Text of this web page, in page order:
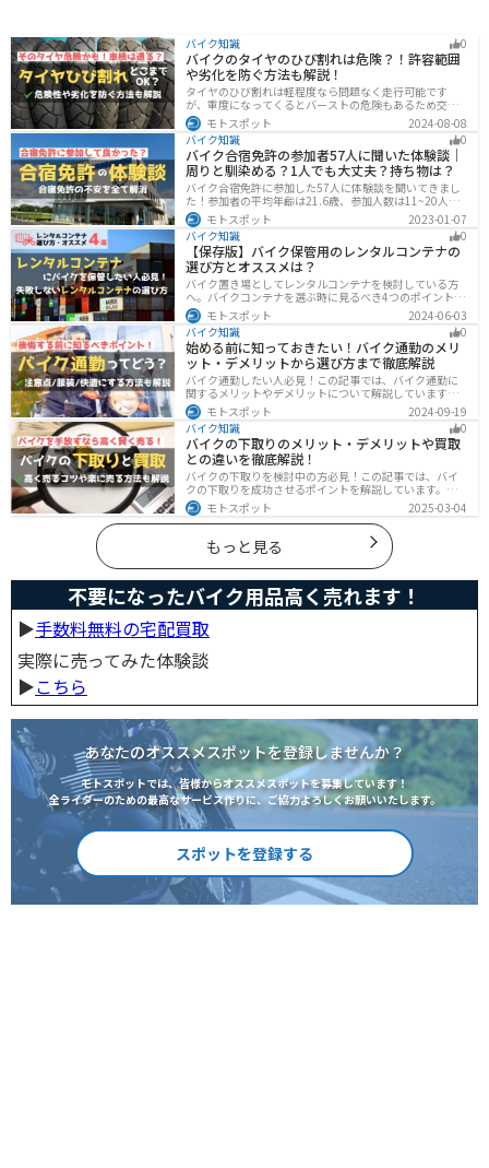
バイク知識 0
バイクのタイヤのひび割れは危険？！許容範囲
や劣化を防ぐ方法も解説！
タイヤのひび割れは軽程度なら問題なく走行可能です
が、重度になってくるとバーストの危険もあるため交換
が必要です。どの程度なら大丈夫なのか、タイヤのひび
割れを防ぐ方法などまとめました。快適安全にバイクに
乗るためにもしっかりとチェックしておきましょう。
モトスポット
2024-08-08
バイク知識
0
バイク合宿免許の参加者57人に聞いた体験談｜
周りと馴染める？1人でも大丈夫？持ち物は？
バイク合宿免許に参加した57人に体験談を聞いてきまし
た！参加者の平均年齢は21.6歳、参加人数は11~20人な
ど統計情報や人間関係はどうだったのか、持っていくべ
きものなど参加する前に知っておきたい情報をまとめま
した。
モトスポット
2023-01-07
バイク知識
0
【保存版】バイク保管用のレンタルコンテナの
選び方とオススメは？
バイク置き場としてレンタルコンテナを検討している方
へ。バイクコンテナを選ぶ時に見るべき4つのポイントと
オススメのレンタルコンテナ会社を徹底解説。これさえ
読めば自分に最適なレンタルコンテナを見つけることが
できます。
モトスポット
2024-06-03
バイク知識
0
始める前に知っておきたい！バイク通勤のメリ
ット・デメリットから選び方まで徹底解説
バイク通勤したい人必見！この記事では、バイク通勤に
関するメリットやデメリットについて解説しています。
実は通勤時間を短縮できるメリットがありますが、会社
によっては許可されない場合もあるので、事前に確認が
必要です。この記事を読めばバイク通勤の始め方がわか
ります。
モトスポット
2024-09-19
バイク知識
0
バイクの下取りのメリット・デメリットや買取
との違いを徹底解説！
バイクの下取りを検討中の方必見！この記事では、バイ
クの下取りを成功させるポイントを解説しています。実
は、下取りは現金化の手間を省き、乗り換え当日までバ
イクに乗れる一方で、査定額が低くなる場合も多いため
注意が必要です。この記事を読めば、よい条件で下取り
を進めるコツがわかります。
モトスポット 2025-03-04
もっと見る
不要になったバイク用品高く売れます！
▶︎手数料無料の宅配買取
実際に売ってみた体験談
▶︎こちら
あなたのオススメスポットを登録しませんか？
モトスポットでは、皆様からオススメスポットを募集しています！
全ライダーのための最高なサービス作りに、ご協力よろしくお願いいたします。
スポットを登録する